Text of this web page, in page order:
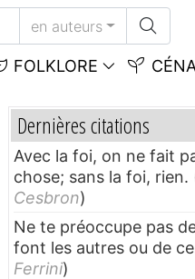
en auteurs
FOLKLORE
Dernières citations
Avec la foi, on ne fait
chose; sans la foi, rien.
Cesbron)
Ne te préoccupe pas
font les autres ou de
Ferrini)